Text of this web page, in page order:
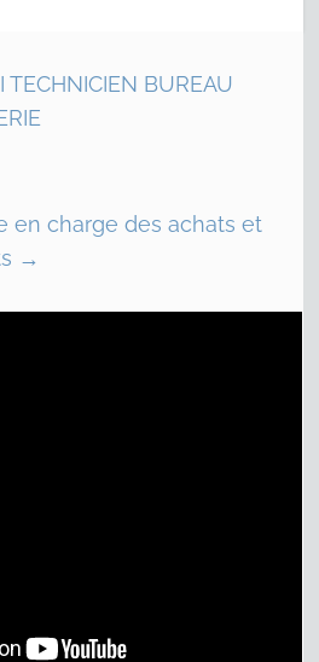
TECHNICIEN BUREAU
en charge des achats et
→